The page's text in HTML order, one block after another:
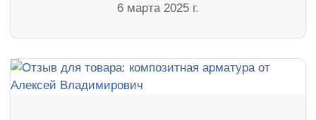
6 марта 2025 г.